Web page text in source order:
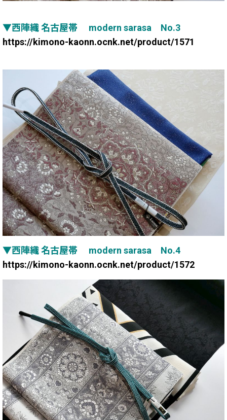
▼西陣織 名古屋帯 modern sarasa No.3
https://kimono-kaonn.ocnk.net/product/1571
▼西陣織 名古屋帯 modern sarasa No.4
https://kimono-kaonn.ocnk.net/product/1572